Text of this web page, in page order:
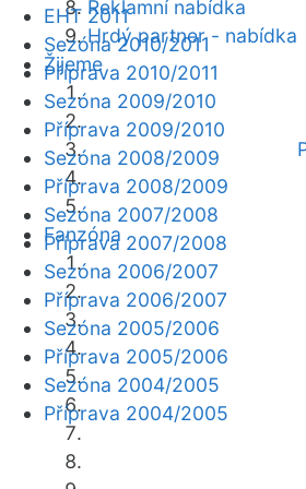
Reklamní nabídka
Hrdý partner - nabídka
Žijeme
Fanzóna
EHT 2011
Sezóna 2010/2011
Příprava 2010/2011
Sezóna 2009/2010
Příprava 2009/2010
Sezóna 2008/2009
Příprava 2008/2009
Sezóna 2007/2008
Příprava 2007/2008
Sezóna 2006/2007
Příprava 2006/2007
Sezóna 2005/2006
Příprava 2005/2006
Sezóna 2004/2005
Příprava 2004/2005